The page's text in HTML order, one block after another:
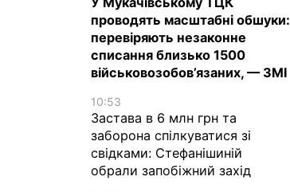
проводять масштабні обшуки:
перевіряють незаконне
списання близько 1500
військовозобов’язаних, — ЗМІ
10:53
Застава в 6 млн грн та
заборона спілкуватися зі
свідками: Стефанішиній
обрали запобіжний захід